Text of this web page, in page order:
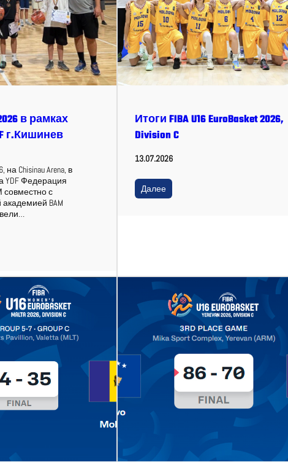
в рамках
г.Кишинев
Chisinau Arena, в
YDF Федерация
совместно с
BAM
Итоги FIBA U16 EuroBasket 2026,
Division C
13.07.2026
Далее